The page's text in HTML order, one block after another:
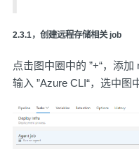
2.3.1，创建远程存储相关 job
点击图中圈中的 ”+“，添
输入 ”Azure CLI“，选中图